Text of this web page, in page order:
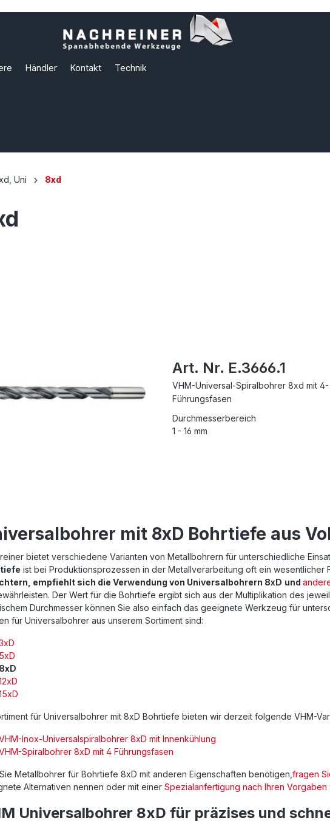
Händler Kontakt Technik
Uni 8xd
Art. Nr. E.3666.1
VHM-Universal-Spiralbohrer 8xd mit 4-
Führungsfasen
Durchmesserbereich
1 - 16 mm
mit 8xD Bohrtiefe aus
bietet verschiedene Varianten von Metallbohrern für unterschiedliche
ist bei Produktionsprozessen in der Metallverarbeitung oft ein wesentlicher
empfiehlt sich die Verwendung von Universalbohrern 8xD und
Der Wert für die Bohrtiefe ergibt sich aus der Multiplikation des
Durchmesser können Sie also einfach das geeignete Werkzeug für
für Universalbohrer aus unserem Sortiment sind:
5xD
8xD
für Universalbohrer mit 8xD Bohrtiefe bieten wir derzeit folgende VHM-
Inox-Universalspiralbohrer 8xD mit Innenkühlung
Spiralbohrer 8xD mit 4 Führungsfasen
Metallbohrer für Bohrtiefe 8xD mit anderen Eigenschaften benötigen, fragen
Alternativen nennen oder mit einer Spezialanfertigung nach Ihren Vorgaben
Universalbohrer 8xD für präzises und